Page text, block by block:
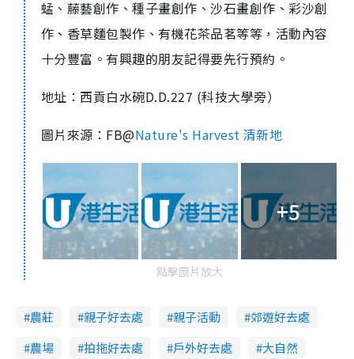
蜢、藤藝創作、種子畫創作、沙石畫創作、彩沙創
作、香草麵包製作、有機花茶品茗等等，活動內容
十分豐富。有興趣的朋友記得要先行預約。
地址：西貢白水碗D.D.227 (科技大學旁）
圖片來源：FB@Nature's Harvest 清新地
+5
點擊圖片放大
農莊 親子好去處 親子活動
郊遊好去處
農場
拍拖好去處 戶外好去處 大自然